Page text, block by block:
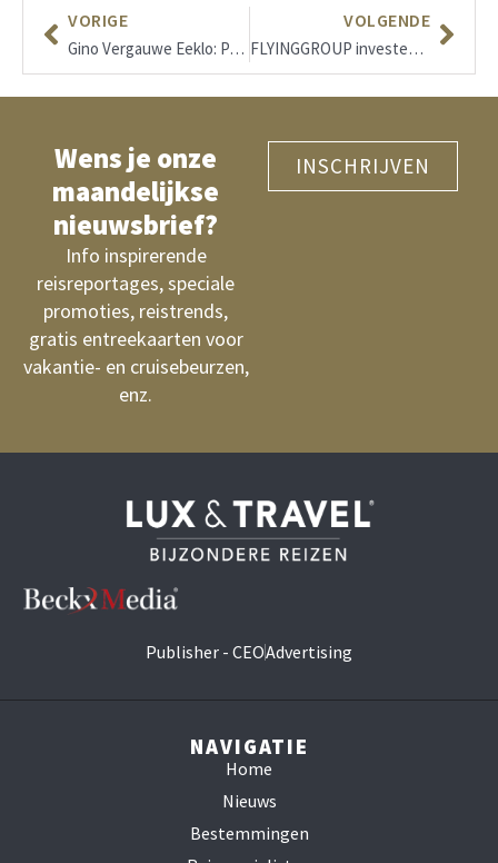
VORIGE
Gino Vergauwe Eeklo: Passie voor topfotografie
VOLGENDE
FLYINGGROUP investeert in nieuw hoofdkwartier.
Wens je onze
maandelijkse
nieuwsbrief?
Info inspirerende
reisreportages, speciale
promoties, reistrends,
gratis entreekaarten voor
vakantie- en cruisebeurzen,
enz.
INSCHRIJVEN
Publisher - CEOAdvertising
NAVIGATIE
Home
Nieuws
Bestemmingen